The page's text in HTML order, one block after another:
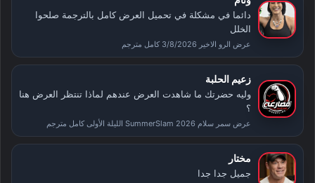
دائما في مشكلة في تحميل العرض كامل بالترجمة صلحوا
الخلل
عرض الرو الاخير 3/8/2026 كامل مترجم
زعيم الحلبة
وليه حضرتك ما شاهدت العرض عندهم لماذا تنتظر العرض هنا
؟
عرض سمر سلام SummerSlam 2026 الليلة الأولى كامل مترجم
مختار
جميل جدا جدا